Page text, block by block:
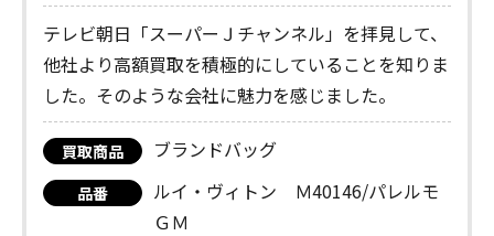
テレビ朝日「スーパーＪチャンネル」を拝見して、
他社より高額買取を積極的にしていることを知りま
した。そのような会社に魅力を感じました。
買取商品 ブランドバッグ
品番
ルイ・ヴィトン Ｍ40146/パレルモ
ＧＭ